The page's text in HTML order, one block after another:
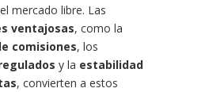
mercado libre. Las
ventajosas, como la
comisiones, los
y la estabilidad
, convierten a estos